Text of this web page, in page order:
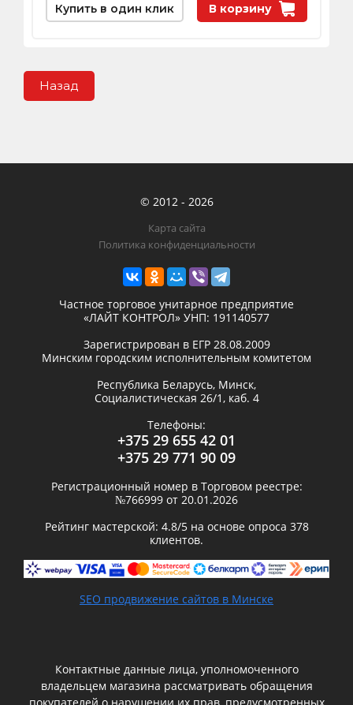
В корзину
Купить в один клик
Назад
© 2012 - 2026
Карта сайта
Политика конфиденциальности
Частное торговое унитарное предприятие
«ЛАЙТ КОНТРОЛ» УНП: 191140577
Зарегистрирован в ЕГР 28.08.2009
Минским городским исполнительным комитетом
Республика Беларусь, Минск,
Социалистическая 26/1, каб. 4
Телефоны:
+375 29 655 42 01
+375 29 771 90 09
Регистрационный номер в Торговом реестре:
№766999 от 20.01.2026
Рейтинг мастерской: 4.8/5 на основе опроса 378
клиентов.
SEO продвижение сайтов в Минске
Контактные данные лица, уполномоченного
владельцем магазина рассматривать обращения